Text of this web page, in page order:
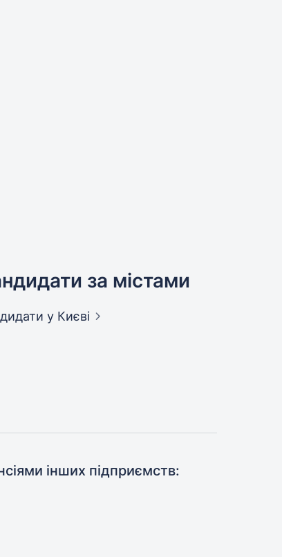
за містами
у Києві
інших підприємств: